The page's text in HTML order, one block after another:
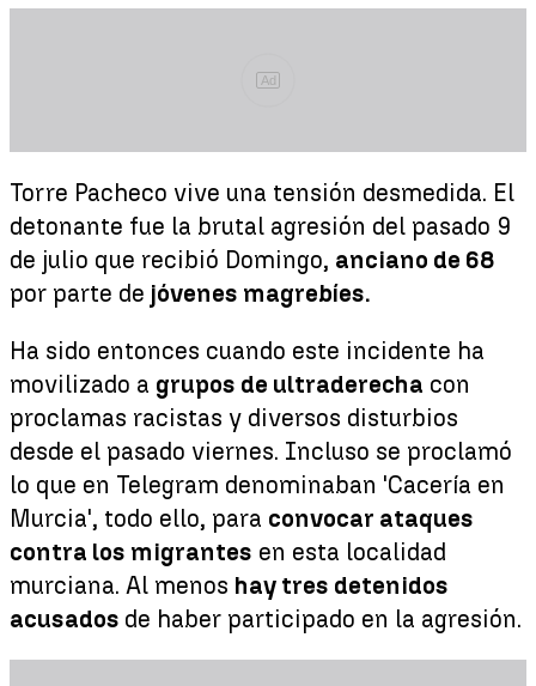
Ad
Torre Pacheco vive una tensión desmedida. El
detonante fue la brutal agresión del pasado 9
de julio que recibió Domingo, anciano de 68
por parte de jóvenes magrebíes.
Ha sido entonces cuando este incidente ha
movilizado a grupos de ultraderecha con
proclamas racistas y diversos disturbios
desde el pasado viernes. Incluso se proclamó
lo que en Telegram denominaban 'Cacería en
Murcia', todo ello, para convocar ataques
contra los migrantes en esta localidad
murciana. Al menos hay tres detenidos
acusados de haber participado en la agresión.